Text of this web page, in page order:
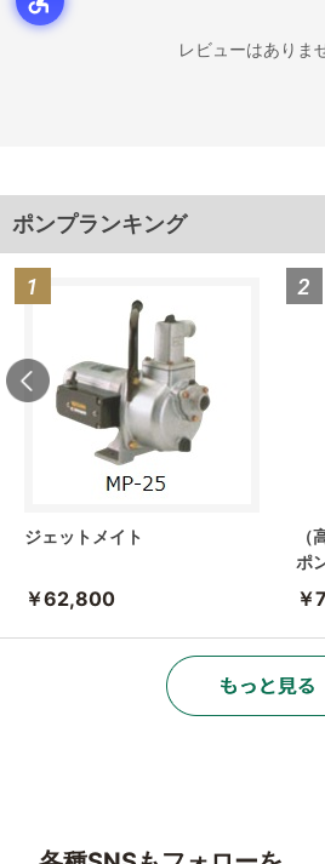
レビューはありま
ポンプランキング
ジェットメイト
￥62,800
ポ
￥